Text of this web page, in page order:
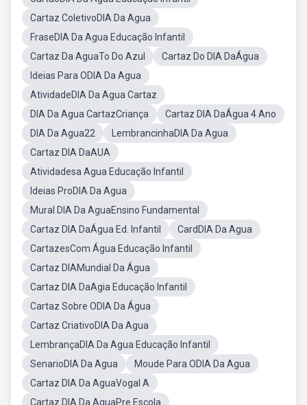
Cartaz ColetivoDIA Da Agua
FraseDIA Da Agua Educação Infantil
Cartaz Da AguaTo Do Azul
Cartaz Do DIA DaÁgua
Ideias Para ODIA Da Agua
AtividadeDIA Da Agua Cartaz
DIA Da Agua CartazCriança
Cartaz DIA DaÁgua 4 Ano
DIA Da Agua22
LembrancinhaDIA Da Agua
Cartaz DIA DaAUA
Atividadesa Agua Educação Infantil
Ideias ProDIA Da Agua
Mural DIA Da AguaEnsino Fundamental
Cartaz DIA DaÁgua Ed. Infantil
CardDIA Da Agua
CartazesCom Água Educação Infantil
Cartaz DIAMundial Da Água
Cartaz DIA DaAgia Educação Infantil
Cartaz Sobre ODIA Da Água
Cartaz CriativoDIA Da Agua
LembrançaDIA Da Agua Educação Infantil
SenarioDIA Da Agua
Moude Para ODIA Da Agua
Cartaz DIA Da AguaVogal A
Cartaz DIA Da AguaPre Escola